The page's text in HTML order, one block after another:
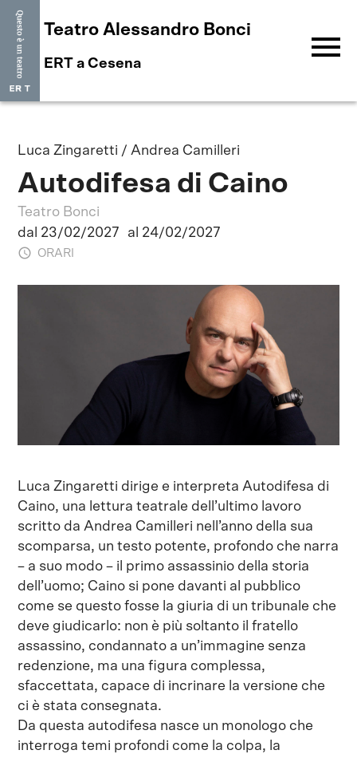
Teatro Alessandro Bonci
ERT a Cesena menu
Luca Zingaretti / Andrea Camilleri
Autodifesa di Caino
Teatro Bonci
dal 23/02/2027
al 24/02/2027
ORARI
Luca Zingaretti dirige e interpreta Autodifesa di
Caino, una lettura teatrale dell’ultimo lavoro
scritto da Andrea Camilleri nell’anno della sua
scomparsa, un testo potente, profondo che narra
– a suo modo – il primo assassinio della storia
dell’uomo; Caino si pone davanti al pubblico
come se questo fosse la giuria di un tribunale che
deve giudicarlo: non è più soltanto il fratello
assassino, condannato a un’immagine senza
redenzione, ma una figura complessa,
sfaccettata, capace di incrinare la versione che
ci è stata consegnata.
Da questa autodifesa nasce un monologo che
interroga temi profondi come la colpa, la